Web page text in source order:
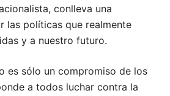
conlleva una
las políticas que realmente
y a nuestro futuro.
es sólo un compromiso de los
a todos luchar contra la